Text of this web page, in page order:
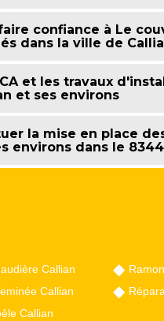
confiance à Le
dans la ville de
et les travaux
et ses environs
la mise en place
environs dans le
Callian
Callian
Callian